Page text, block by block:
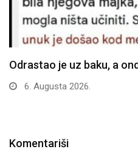
Odrastao je uz baku, a
6. Augusta 2026.
Komentariši